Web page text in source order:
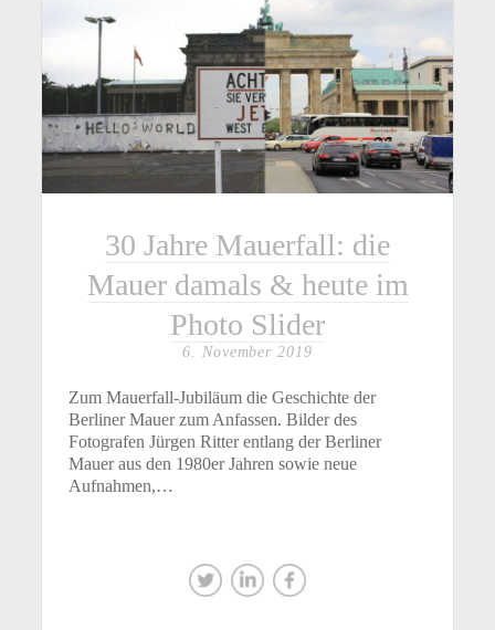
30 Jahre Mauerfall: die
Mauer damals & heute im
Photo Slider
6. November 2019
Zum Mauerfall-Jubiläum die Geschichte der
Berliner Mauer zum Anfassen. Bilder des
Fotografen Jürgen Ritter entlang der Berliner
Mauer aus den 1980er Jahren sowie neue
Aufnahmen,…